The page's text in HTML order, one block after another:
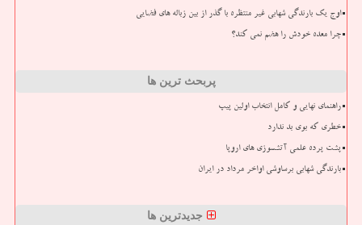
اوج یک بارندگی شهابی غیر منتظره با گذر از بین زباله های فضایی
چرا معده خودش را هضم نمی کند؟
پربحث ترین ها
راهنمای نهایی و کامل انتخاب اولین پیپ
خطری که بوی بد ندارد
پشت پرده علمی آتشسوزی های اروپا
بارندگی شهابی برساوشی اواخر مرداد در ایران
جدیدترین ها